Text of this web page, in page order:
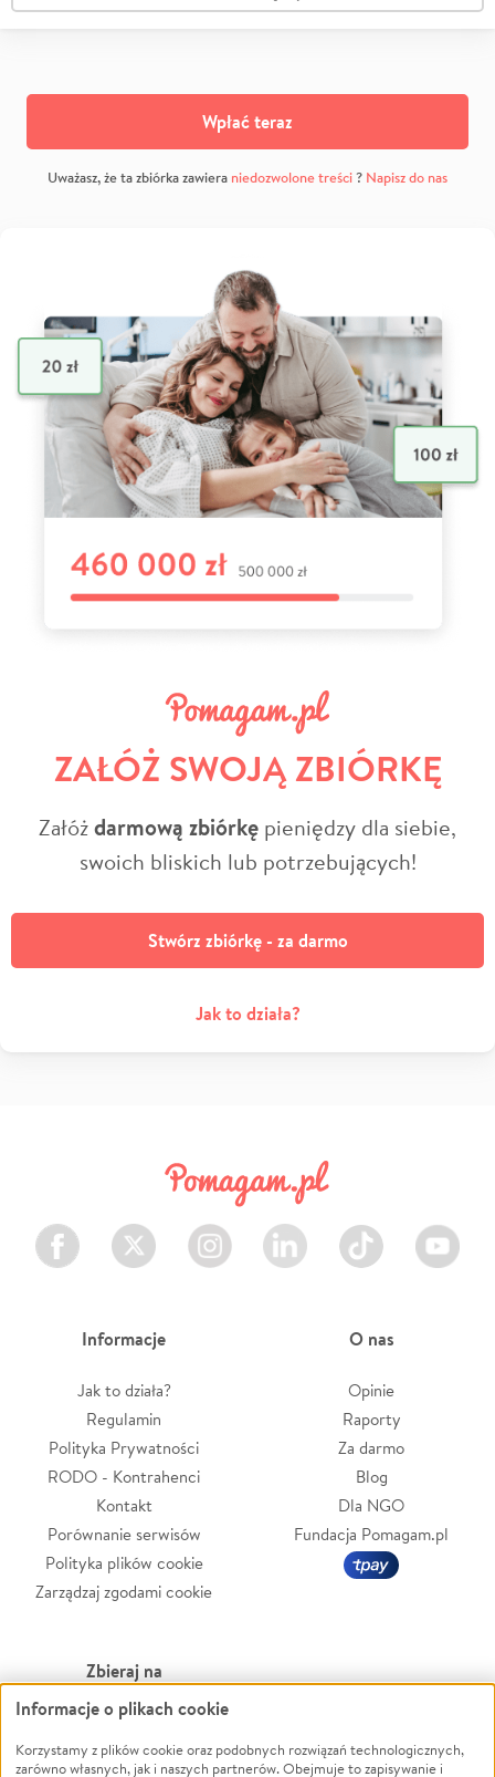
Wpłać teraz
Uważasz, że ta zbiórka zawiera niedozwolone treści? Napisz do nas
ZAŁÓŻ SWOJĄ ZBIÓRKĘ
Załóżdarmową zbiórkę pieniędzy dla siebie,
swoich bliskich lub potrzebujących!
Stwórz zbiórkę - za darmo
Jak to działa?
Facebook Twitter Instagram LinkedIn TikTok Youtube
Informacje
Jak to działa?
Regulamin
Polityka Prywatności
RODO - Kontrahenci
Kontakt
Porównanie serwisów
Polityka plików cookie
Zarządzaj zgodami cookie
O nas
Opinie
Raporty
Za darmo
Blog
Dla NGO
Fundacja Pomagam.pl
Zbieraj na
Leczenie
Zwierzęta
Powódź
Informacje o plikach cookie
Korzystamy z plików cookie oraz podobnych rozwiązań technologicznych,
zarówno własnych, jak i naszych partnerów. Obejmuje to zapisywanie i